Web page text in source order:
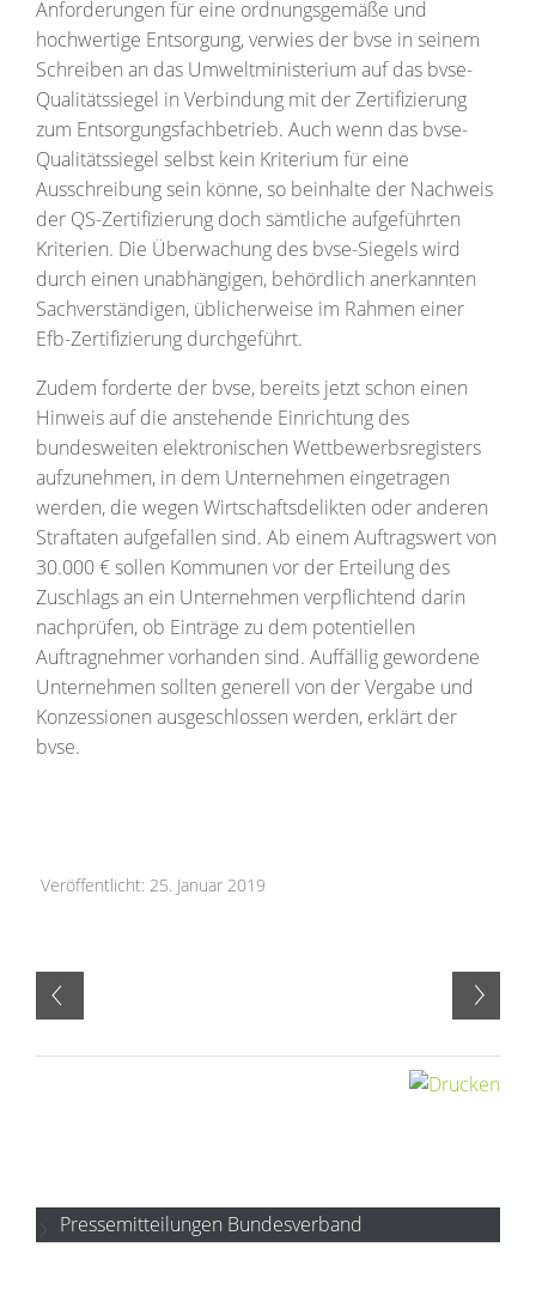
Anforderungen für eine ordnungsgemäße und
hochwertige Entsorgung, verwies der bvse in seinem
Schreiben an das Umweltministerium auf das bvse-
Qualitätssiegel in Verbindung mit der Zertifizierung
zum Entsorgungsfachbetrieb. Auch wenn das bvse-
Qualitätssiegel selbst kein Kriterium für eine
Ausschreibung sein könne, so beinhalte der Nachweis
der QS-Zertifizierung doch sämtliche aufgeführten
Kriterien. Die Überwachung des bvse-Siegels wird
durch einen unabhängigen, behördlich anerkannten
Sachverständigen, üblicherweise im Rahmen einer
Efb-Zertifizierung durchgeführt.
Zudem forderte der bvse, bereits jetzt schon einen
Hinweis auf die anstehende Einrichtung des
bundesweiten elektronischen Wettbewerbsregisters
aufzunehmen, in dem Unternehmen eingetragen
werden, die wegen Wirtschaftsdelikten oder anderen
Straftaten aufgefallen sind. Ab einem Auftragswert von
30.000 € sollen Kommunen vor der Erteilung des
Zuschlags an ein Unternehmen verpflichtend darin
nachprüfen, ob Einträge zu dem potentiellen
Auftragnehmer vorhanden sind. Auffällig gewordene
Unternehmen sollten generell von der Vergabe und
Konzessionen ausgeschlossen werden, erklärt der
bvse.
Veröffentlicht: 25. Januar 2019
Pressemitteilungen Bundesverband